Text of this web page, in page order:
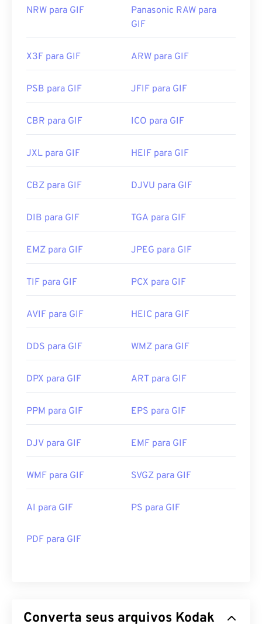
NRW para GIF
Panasonic RAW para
GIF
X3F para GIF ARW para GIF
PSB para GIF JFIF para GIF
CBR para GIF ICO para GIF
JXL para GIF HEIF para GIF
CBZ para GIF DJVU para GIF
DIB para GIF TGA para GIF
EMZ para GIF JPEG para GIF
TIF para GIF PCX para GIF
AVIF para GIF HEIC para GIF
DDS para GIF WMZ para GIF
DPX para GIF ART para GIF
PPM para GIF EPS para GIF
DJV para GIF EMF para GIF
WMF para GIF SVGZ para GIF
AI para GIF PS para GIF
PDF para GIF
Converta seus arquivos Kodak